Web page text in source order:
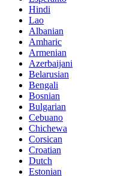
Hindi
Lao
Albanian
Amharic
Armenian
Azerbaijani
Belarusian
Bengali
Bosnian
Bulgarian
Cebuano
Chichewa
Corsican
Croatian
Dutch
Estonian